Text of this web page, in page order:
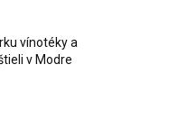
vínotéky a
v Modre